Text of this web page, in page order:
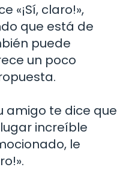
«¡Sí, claro!»,
que está de
puede
un poco
amigo te dice que
increíble
le